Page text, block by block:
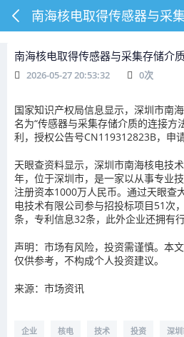
南海核电取得传感器与采集存储介
2026-05-27 20:53:32 0次
国家知识产权局信息显示，深圳市南
名为“传感器与采集存储介质的连接方
利，授权公告号CN119312823B，申
天眼查资料显示，深圳市南海核电技
年，位于深圳市，是一家以从事专业
注册资本1000万人民币。通过天眼查
电技术有限公司参与招投标项目51次
条，专利信息32条，此外企业还拥有行
声明：市场有风险，投资需谨慎。本
仅供参考，不构成个人投资建议。
来源：市场资讯
企业 核电 技术 投资 深